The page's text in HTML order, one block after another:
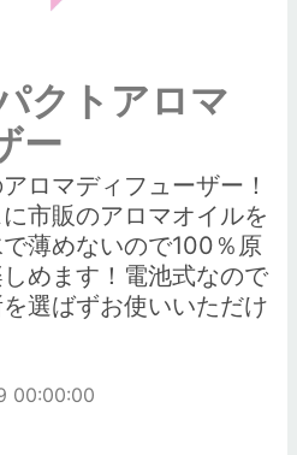
クトアロマ
ー
ロマディフューザー！
市販のアロマオイルを
薄めないので100％原
めます！電池式なので
選ばずお使いいただけ
00:00:00